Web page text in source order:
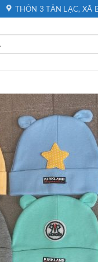
THÔN 3 TÂN LẠC, XÃ